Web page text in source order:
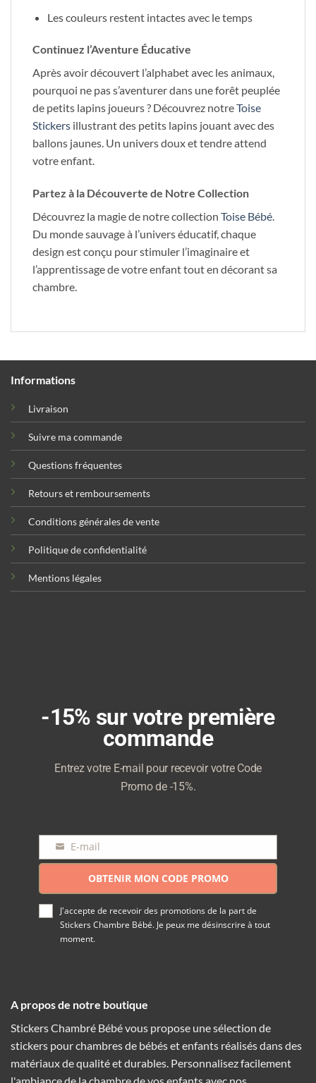
Les couleurs restent intactes avec le temps
Continuez l’Aventure Éducative
Après avoir découvert l’alphabet avec les animaux,
pourquoi ne pas s’aventurer dans une forêt peuplée
de petits lapins joueurs ? Découvrez notreToise
Stickers illustrant des petits lapins jouant avec des
ballons jaunes. Un univers doux et tendre attend
votre enfant.
Partez à la Découverte de Notre Collection
Découvrez la magie de notre collection Toise Bébé.
Du monde sauvage à l’univers éducatif, chaque
design est conçu pour stimuler l’imaginaire et
l’apprentissage de votre enfant tout en décorant sa
chambre.
Informations
Livraison
Suivre ma commande
Questions fréquentes
Retours et remboursements
Conditions générales de vente
Politique de confidentialité
Mentions légales
-15% sur votre première
commande
Entrez votre E-mail pour recevoir votre Code
Promo de -15%.
mail
E-mail
OBTENIR MON CODE PROMO
J'accepte de recevoir des promotions de la part de
Stickers Chambre Bébé. Je peux me désinscrire à tout
moment.
A propos de notre boutique
Stickers Chambré Bébé vous propose une sélection de
stickers pour chambres de bébés et enfants réalisés dans des
matériaux de qualité et durables. Personnalisez facilement